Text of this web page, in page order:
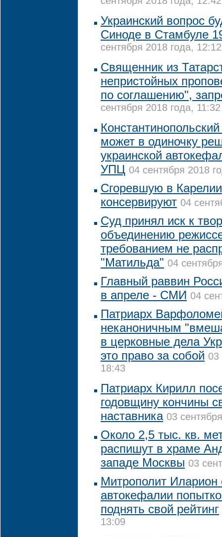
Украинский вопрос
Синоде в Стамбуле
сентября 2018 года, 12:12
Священник из
непристойных
по соглашению",
сентября 2018 года, 11:32
может в одиночку
украинской
УПЦ 04 сентября 2018
Сгоревшую в
консервируют 04
Суд принял иск к
объединению
требованием не
"Матильда" 04
Главный раввин
в апреле - СМИ 04
Патриарх
неканоничным
в церковные дела
это право за собой 03
18:43
Патриарх Кирилл
годовщину кончины
наставника 03
Около 2,5 тыс. кв.
распишут в храме
западе Москвы 03
Митрополит Иларион
автокефалии
поднять свой рейтинг
13:09